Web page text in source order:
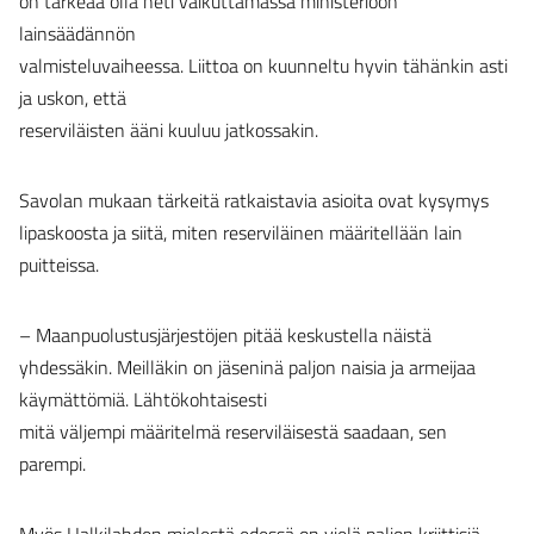
lainsäädännön
valmisteluvaiheessa. Liittoa on kuunneltu hyvin tähänkin asti
ja uskon, että
reserviläisten ääni kuuluu jatkossakin.
Savolan mukaan tärkeitä ratkaistavia asioita ovat kysymys
lipaskoosta ja siitä, miten reserviläinen määritellään lain
puitteissa.
– Maanpuolustusjärjestöjen pitää keskustella näistä
yhdessäkin. Meilläkin on jäseninä paljon naisia ja armeijaa
käymättömiä. Lähtökohtaisesti
mitä väljempi määritelmä reserviläisestä saadaan, sen
parempi.